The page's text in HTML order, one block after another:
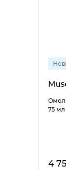
75 мл
4